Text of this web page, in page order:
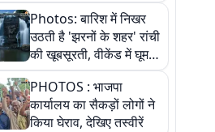
अशोक धाम—आस्था,
श्रृंगार, अनुष्ठान और
अलौकिक संध्या आरती के
विहंगम दृश्य
Photos: बारिश में निखर
उठती है 'झरनों के शहर' रांची
की खूबसूरती, वीकेंड में घूम
आएं ये 5 वादियां
PHOTOS : भाजपा
कार्यालय का सैकड़ों लोगों ने
किया घेराव, देखिए तस्वीरें